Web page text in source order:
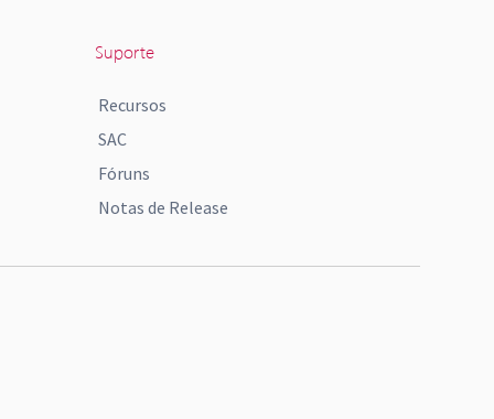
Suporte
Recursos
SAC
Fóruns
Notas de Release